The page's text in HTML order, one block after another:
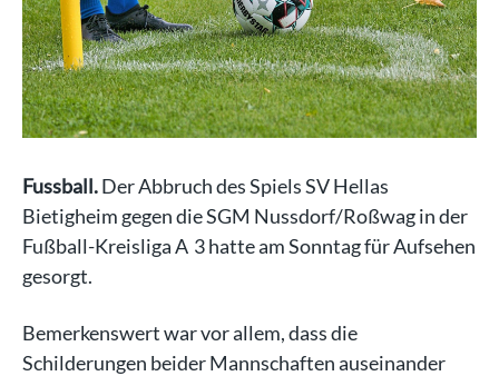
Fussball.Der Abbruch des Spiels SV Hellas
Bietigheim gegen die SGM Nussdorf/Roßwag in der
Fußball-Kreisliga A 3 hatte am Sonntag für Aufsehen
gesorgt.
Bemerkenswert war vor allem, dass die
Schilderungen beider Mannschaften auseinander